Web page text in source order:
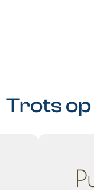
Trots op